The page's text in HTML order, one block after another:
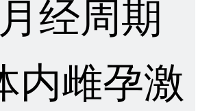
经周期
内雌孕激